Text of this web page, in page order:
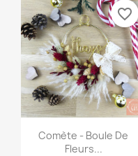
Aperçu rapide
Comète - Boule De
Fleurs...
favorite_border